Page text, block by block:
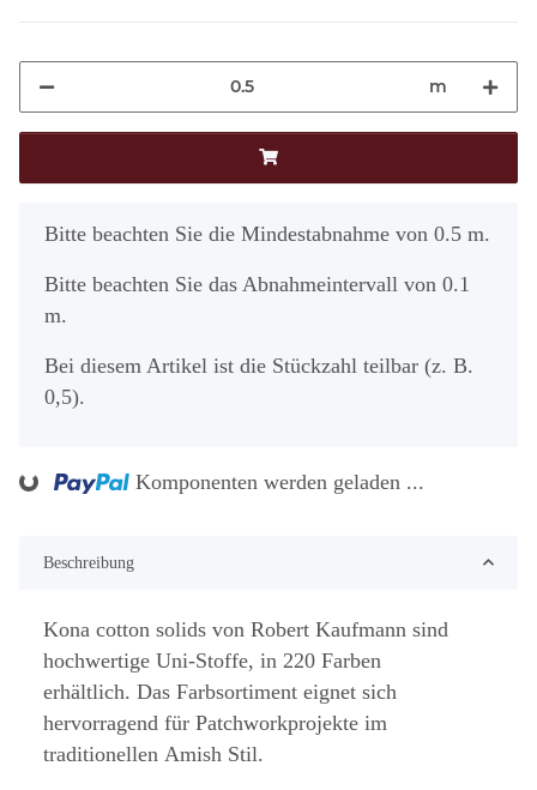
m
x
Bitte beachten Sie die Mindestabnahme von 0.5 m.
Bitte beachten Sie das Abnahmeintervall von 0.1
m.
Bei diesem Artikel ist die Stückzahl teilbar (z. B.
0,5).
Komponenten werden geladen ...
Beschreibung
Kona cotton solids von Robert Kaufmann sind
hochwertige Uni-Stoffe, in 220 Farben
erhältlich. Das Farbsortiment eignet sich
hervorragend für Patchworkprojekte im
traditionellen Amish Stil.